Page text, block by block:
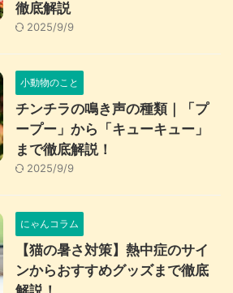
徹底解説
2025/9/9
小動物のこと
チンチラの鳴き声の種類｜「プ
ープー」から「キューキュー」
まで徹底解説！
2025/9/9
にゃんコラム
【猫の暑さ対策】熱中症のサイ
ンからおすすめグッズまで徹底